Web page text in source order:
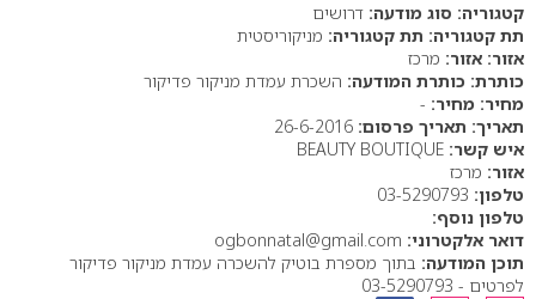
סוג מודעה: דרושים
תת קטגוריה: מניקוריסטית
אזור: מרכז
כותרת המודעה: השכרת עמדת מניקור פדיקור
מחיר: -
תאריך פרסום:
איש קשר:
אזור: מרכז
טלפון:
טלפון נוסף:
דואר אלקטרוני:
תוכן המודעה: בתוך מספרת בוטיק להשכרה עמדת מניקור פדיקור
לפרטים - 03-5290793